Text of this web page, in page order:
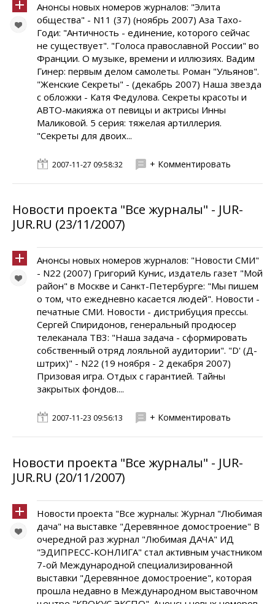
Анонсы новых номеров журналов: "Элита
общества" - N11 (37) (ноябрь 2007) Аза Тахо-
Годи: "Античность - единение, которого сейчас
не существует". "Голоса православной России" во
Франции. О музыке, времени и иллюзиях. Вадим
Гинер: первым делом самолеты. Роман "Ульянов".
"Женские Секреты" - (декабрь 2007) Наша звезда
с обложки - Катя Федулова. Секреты красоты и
АВТО-макияжа от певицы и актрисы Инны
Маликовой. 5 серия: тяжелая артиллерия.
"Секреты для двоих...
2007-11-27 09:58:32 + Комментировать
Новости проекта "Все журналы" - JUR-
JUR.RU (23/11/2007)
Анонсы новых номеров журналов: "Новости СМИ"
- N22 (2007) Григорий Кунис, издатель газет "Мой
район" в Москве и Санкт-Петербурге: "Мы пишем
о том, что ежедневно касается людей". Новости -
печатные СМИ. Новости - дистрибуция прессы.
Сергей Спиридонов, генеральный продюсер
телеканала ТВ3: "Наша задача - сформировать
собственный отряд лояльной аудитории". "D' (Д-
штрих)" - N22 (19 ноября - 2 декабря 2007)
Призовая игра. Отдых с гарантией. Тайны
закрытых фондов....
2007-11-23 09:56:13 + Комментировать
Новости проекта "Все журналы" - JUR-
JUR.RU (20/11/2007)
Новости проекта "Все журналы: Журнал "Любимая
дача" на выставке "Деревянное домостроение" В
очередной раз журнал "Любимая ДАЧА" ИД
"ЭДИПРЕСС-КОНЛИГА" стал активным участником
7-ой Международной специализированной
выставки "Деревянное домостроение", которая
прошла недавно в Международном выставочном